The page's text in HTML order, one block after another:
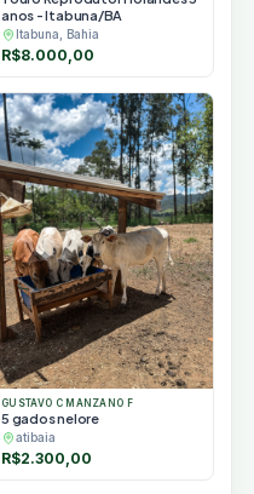
anos - Itabuna/BA
Itabuna, Bahia
R$8.000,00
GUSTAVO C MANZANO F
5 gados nelore
atibaia
R$2.300,00